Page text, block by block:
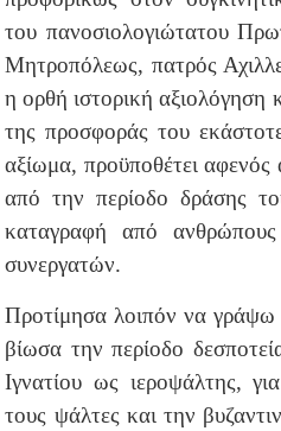
του πανοσιολογιώτατου
Μητροπόλεως, πατρός
η ορθή ιστορική αξιολόγηση
της προσφοράς του
αξίωμα, προϋποθέτει
από την περίοδο δράσης
καταγραφή από
συνεργατών.
Προτίμησα λοιπόν να γράψω
βίωσα την περίοδο
Ιγνατίου ως ιεροψάλτης,
τους ψάλτες και την